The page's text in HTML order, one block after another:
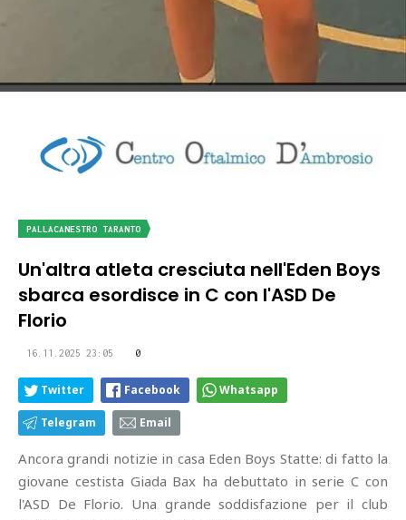
PALLACANESTRO TARANTO
Un'altra atleta cresciuta nell'Eden Boys
sbarca esordisce in C con l'ASD De
Florio
16.11.2025 23:05 0
Twitter Facebook Whatsapp
Telegram Email
Ancora grandi notizie in casa Eden Boys Statte: di fatto la
giovane cestista Giada Bax ha debuttato in serie C con
l'ASD De Florio. Una grande soddisfazione per il club